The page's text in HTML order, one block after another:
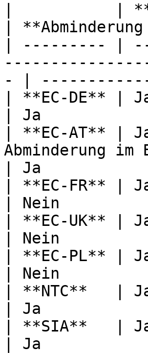
|           |
|
| --------- |
- |
| **EC-DE** |
| Ja
| **EC-AT** |
Abminderung
| Ja
| **EC-FR** |
| Nein
| **EC-UK** |
| Nein
| **EC-PL** |
| Nein
| **NTC**   |
| Ja
| **SIA**   |
| Ja